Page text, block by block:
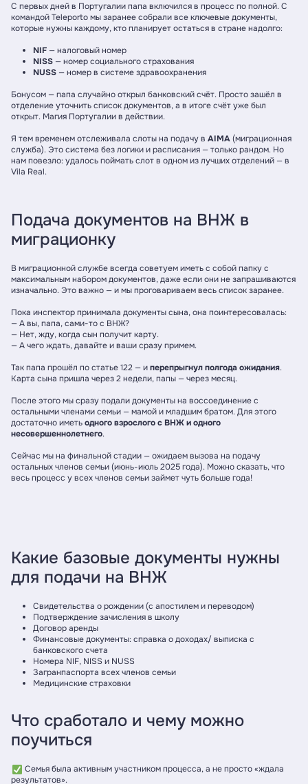
С первых дней в Португалии папа включился в процесс по полной. С
командой Teleporto мы заранее собрали все ключевые документы,
которые нужны каждому, кто планирует остаться в стране надолго:
NIF — налоговый номер
NISS — номер социального страхования
NUSS — номер в системе здравоохранения
Бонусом — папа случайно открыл банковский счёт. Просто зашёл в
отделение уточнить список документов, а в итоге счёт уже был
открыт. Магия Португалии в действии.
Я тем временем отслеживала слоты на подачу в AIMA(миграционная
служба). Это система без логики и расписания — только рандом. Но
нам повезло: удалось поймать слот в одном из лучших отделений — в
Vila Real.
Подача документов на ВНЖ в
миграционку
В миграционной службе всегда советуем иметь с собой папку с
максимальным набором документов, даже если они не запрашиваются
изначально. Это важно — и мы проговариваем весь список заранее.
Пока инспектор принимала документы сына, она поинтересовалась:
— А вы, папа, сами-то с ВНЖ?
— Нет, жду, когда сын получит карту.
— А чего ждать, давайте и ваши сразу примем.
Так папа прошёл по статье 122 — иперепрыгнул полгода ожидания.
Карта сына пришла через 2 недели, папы — через месяц.
После этого мы сразу подали документы на воссоединение с
остальными членами семьи — мамой и младшим братом. Для этого
достаточно иметьодного взрослого с ВНЖ и одного
несовершеннолетнего.
Сейчас мы на финальной стадии — ожидаем вызова на подачу
остальных членов семьи (июнь-июль 2025 года). Можно сказать, что
весь процесс у всех членов семьи займет чуть больше года!
Какие базовые документы нужны
для подачи на ВНЖ
Свидетельства о рождении (с апостилем и переводом)
Подтверждение зачисления в школу
Договор аренды
Финансовые документы: справка о доходах/ выписка с
банковского счета
Номера NIF, NISS и NUSS
Загранпаспорта всех членов семьи
Медицинские страховки
Что сработало и чему можно
поучиться
Семья была активным участником процесса, а не просто «ждала
результатов».